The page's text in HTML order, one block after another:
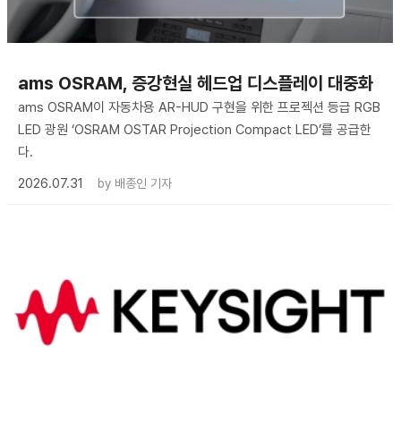
ams OSRAM, 증강현실 헤드업 디스플레이 대중화
ams OSRAM이 자동차용 AR-HUD 구현을 위한 프로젝션 등급 RGB
LED 광원 ‘OSRAM OSTAR Projection Compact LED’를 공급한
다.
2026.07.31
by 배종인 기자